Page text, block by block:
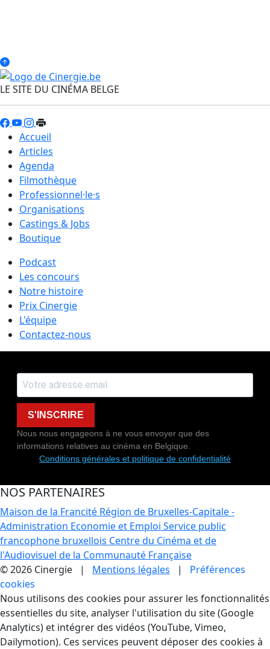
LE SITE DU CINÉMA BELGE
Accueil
Articles
Agenda
Filmothèque
Professionnel·le·s
Organisations
Castings & Jobs
Boutique
Podcast
Les concours
Notre histoire
Prix Cinergie
L'équipe
Contactez-nous
S'INSCRIRE
Nous nous engageons à ne vous envoyer que des
informations relatives au cinéma en Belgique.
Conditions générales et politique de confidentialité
NOS PARTENAIRES
Maison de la Francité Région de Bruxelles-Capitale -
Administration Economie et Emploi Service public
francophone bruxellois Centre du Cinéma et de
l'Audiovisuel de la Communauté Française
© 2026 Cinergie | Mentions légales | Préférences
cookies
Gestion des Cookies
Nous utilisons des cookies pour assurer les fonctionnalités
essentielles du site, analyser l'utilisation du site (Google
Analytics) et intégrer des vidéos (YouTube, Vimeo,
Dailymotion). Ces services peuvent déposer des cookies à